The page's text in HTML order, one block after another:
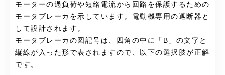
モーターの過負荷や短絡電流から回路を保護するための
モータブレーカを示しています。電動機専用の遮断器と
して設計されます。
モータブレーカの図記号は、四角の中に「B」の文字と
縦線が入った形で表されますので、以下の選択肢が正解
です。